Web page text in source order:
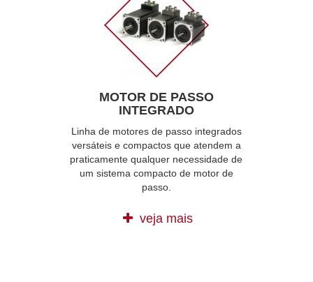
MOTOR DE PASSO
INTEGRADO
Linha de motores de passo integrados
versáteis e compactos que atendem a
praticamente qualquer necessidade de
um sistema compacto de motor de
passo.
veja mais